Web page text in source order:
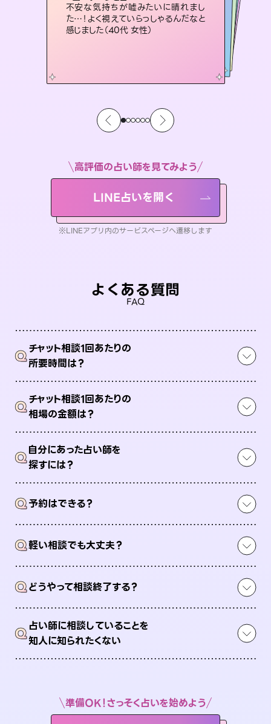
不安な気持ちが嘘みたいに晴れまし
た…！よく視えていらっしゃるんだなと
感じました（40代 女性）
持ちを整えられます（30代 男性）
た（50代 女性）
しゃるんだなと驚きです（30代女性）
とうございました（40代 女性）
打てて前向きになれます（40代）
高評価の占い師を見てみよう
LINE占いを開く
※LINEアプリ内のサービスページへ遷移します
よくある質問
FAQ
Qチャット相談1回あたりの
所要時間は？
Qチャット相談1回あたりの
相場の金額は？
Q自分にあった占い師を
探すには？
Q予約はできる？
Q軽い相談でも大丈夫？
Qどうやって相談終了する？
Q占い師に相談していることを
知人に知られたくない
準備OK！さっそく占いを始めよう